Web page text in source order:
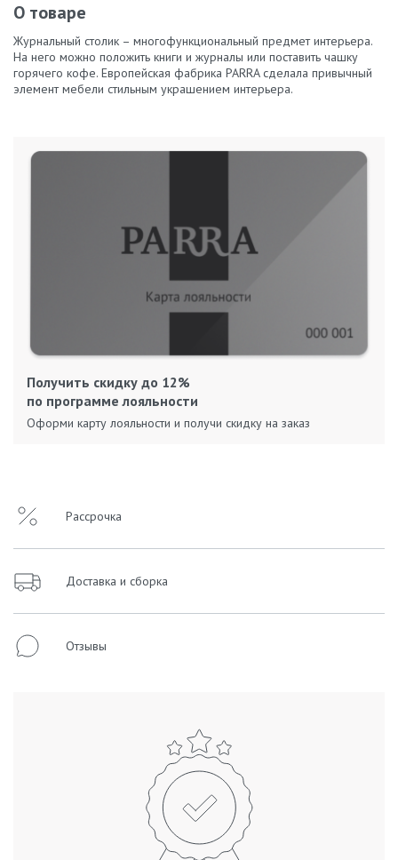
О товаре
Журнальный столик – многофункциональный предмет интерьера.
На него можно положить книги и журналы или поставить чашку
горячего кофе. Европейская фабрика PARRA сделала привычный
элемент мебели стильным украшением интерьера.
Получить скидку до 12%
по программе лояльности
Оформи карту лояльности и получи скидку на заказ
Рассрочка
Доставка и сборка
Отзывы